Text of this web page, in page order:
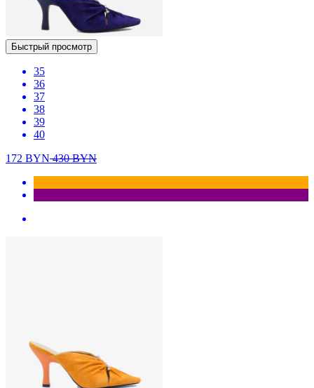
Быстрый просмотр
35
36
37
38
39
40
172 BYN430BYN